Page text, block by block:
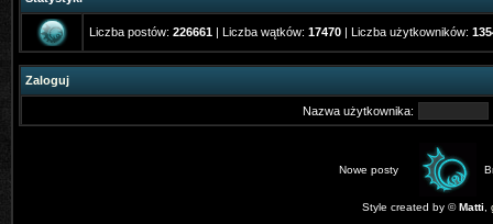
Liczba postów: 226661 | Liczba wątków: 17470 | Liczba użytkowników:
Zaloguj
Nazwa użytkownika:
Nowe posty
Style created by ©Matti